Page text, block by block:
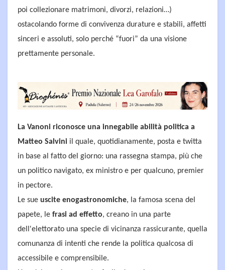
poi collezionare matrimoni, divorzi, relazioni…)
ostacolando forme di convivenza durature e stabili, affetti
sinceri e assoluti, solo perché “fuori” da una visione
prettamente personale.
La Vanoni riconosce una innegabile abilità politica a
Matteo Salvini il quale, quotidianamente, posta e twitta
in base al fatto del giorno: una rassegna stampa, più che
un politico navigato, ex ministro e per qualcuno, premier
in pectore.
Le sue uscite enogastronomiche, la famosa scena del
papete, le frasi ad effetto, creano in una parte
dell'elettorato una specie di vicinanza rassicurante, quella
comunanza di intenti che rende la politica qualcosa di
accessibile e comprensibile.